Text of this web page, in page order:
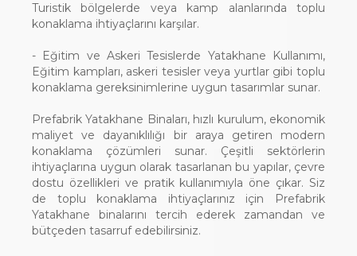
Turistik bölgelerde veya kamp alanlarında toplu
konaklama ihtiyaçlarını karşılar.
- Eğitim ve Askeri Tesislerde Yatakhane Kullanımı,
Eğitim kampları, askeri tesisler veya yurtlar gibi toplu
konaklama gereksinimlerine uygun tasarımlar sunar.
Prefabrik Yatakhane Binaları, hızlı kurulum, ekonomik
maliyet ve dayanıklılığı bir araya getiren modern
konaklama çözümleri sunar. Çeşitli sektörlerin
ihtiyaçlarına uygun olarak tasarlanan bu yapılar, çevre
dostu özellikleri ve pratik kullanımıyla öne çıkar. Siz
de toplu konaklama ihtiyaçlarınız için Prefabrik
Yatakhane binalarını tercih ederek zamandan ve
bütçeden tasarruf edebilirsiniz.